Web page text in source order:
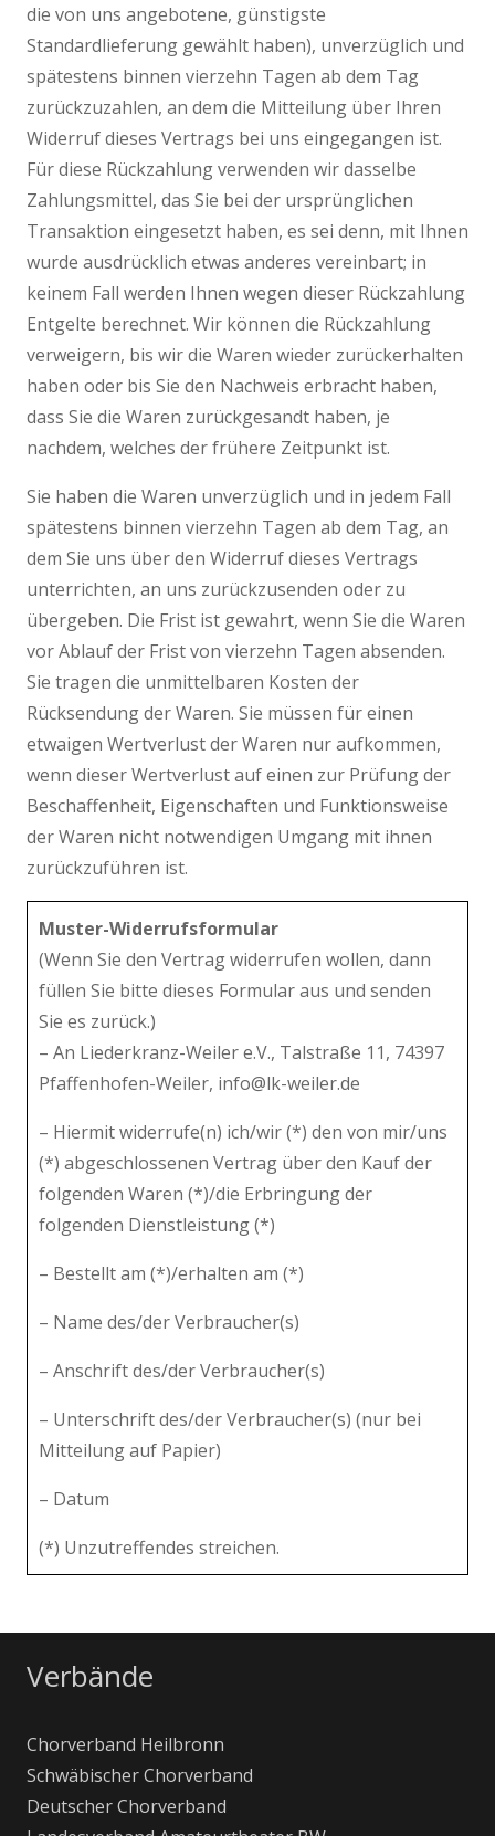
die von uns angebotene, günstigste
Standardlieferung gewählt haben), unverzüglich und
spätestens binnen vierzehn Tagen ab dem Tag
zurückzuzahlen, an dem die Mitteilung über Ihren
Widerruf dieses Vertrags bei uns eingegangen ist.
Für diese Rückzahlung verwenden wir dasselbe
Zahlungsmittel, das Sie bei der ursprünglichen
Transaktion eingesetzt haben, es sei denn, mit Ihnen
wurde ausdrücklich etwas anderes vereinbart; in
keinem Fall werden Ihnen wegen dieser Rückzahlung
Entgelte berechnet. Wir können die Rückzahlung
verweigern, bis wir die Waren wieder zurückerhalten
haben oder bis Sie den Nachweis erbracht haben,
dass Sie die Waren zurückgesandt haben, je
nachdem, welches der frühere Zeitpunkt ist.
Sie haben die Waren unverzüglich und in jedem Fall
spätestens binnen vierzehn Tagen ab dem Tag, an
dem Sie uns über den Widerruf dieses Vertrags
unterrichten, an uns zurückzusenden oder zu
übergeben. Die Frist ist gewahrt, wenn Sie die Waren
vor Ablauf der Frist von vierzehn Tagen absenden.
Sie tragen die unmittelbaren Kosten der
Rücksendung der Waren. Sie müssen für einen
etwaigen Wertverlust der Waren nur aufkommen,
wenn dieser Wertverlust auf einen zur Prüfung der
Beschaffenheit, Eigenschaften und Funktionsweise
der Waren nicht notwendigen Umgang mit ihnen
zurückzuführen ist.
Muster-Widerrufsformular
(Wenn Sie den Vertrag widerrufen wollen, dann
füllen Sie bitte dieses Formular aus und senden
Sie es zurück.)
– An Liederkranz-Weiler e.V., Talstraße 11, 74397
Pfaffenhofen-Weiler, info@lk-weiler.de
– Hiermit widerrufe(n) ich/wir (*) den von mir/uns
(*) abgeschlossenen Vertrag über den Kauf der
folgenden Waren (*)/die Erbringung der
folgenden Dienstleistung (*)
– Bestellt am (*)/erhalten am (*)
– Name des/der Verbraucher(s)
– Anschrift des/der Verbraucher(s)
– Unterschrift des/der Verbraucher(s) (nur bei
Mitteilung auf Papier)
– Datum
(*) Unzutreffendes streichen.
Verbände
Chorverband Heilbronn
Schwäbischer Chorverband
Deutscher Chorverband